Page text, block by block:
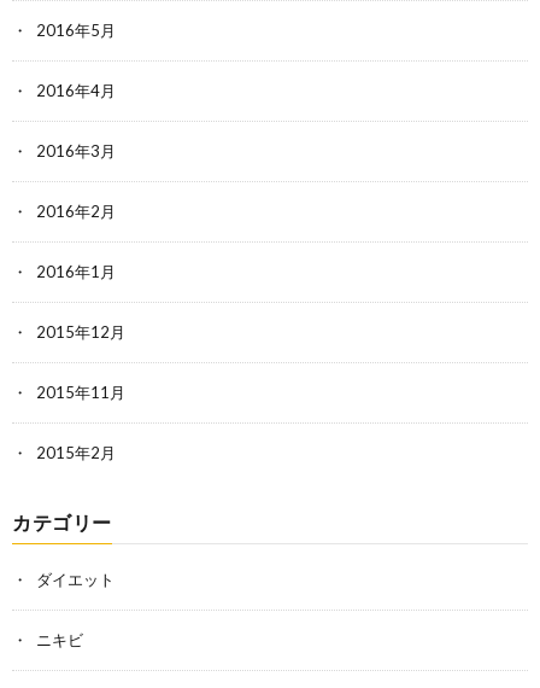
2016年5月
2016年4月
2016年3月
2016年2月
2016年1月
2015年12月
2015年11月
2015年2月
カテゴリー
ダイエット
ニキビ